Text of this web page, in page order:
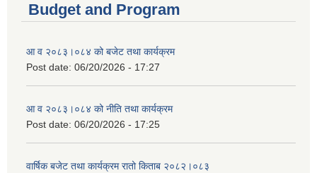
Budget and Program
आ व २०८३।०८४ को बजेट तथा कार्यक्रम
Post date: 06/20/2026 - 17:27
आ व २०८३।०८४ को नीति तथा कार्यक्रम
Post date: 06/20/2026 - 17:25
वार्षिक बजेट तथा कार्यक्रम रातो किताब २०८२।०८३